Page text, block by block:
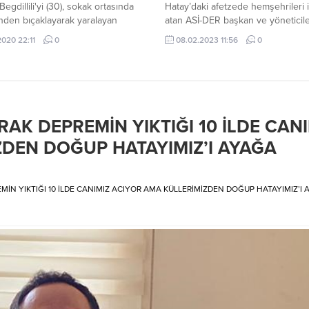
(30), sokak ortasında
bıçaklayarak yaralayan
Begdillili'nin (43) tutuklu
davada savcı, başka bir
Mahallesi Hasan Paşa Sokak'ta
geldi. Bir...
22:11 0
Hatay’daki afetzede hemşehrileri
atan ASİ-DER başkan ve
zaman kaybetmeden başlattıkları
çalışmalarını sonucu afetzedelere
dernek üyeleri ile koordinasyonu
kurarak başlattıkları yardım
üyelere ve İstanbul’daki...
08.02.2023 11:56 0
DEPREMİN YIKTIĞI 10 İLDE
DOĞUP HATAYIMIZ’I AYAĞA
YIKTIĞI 10 İLDE CANIMIZ ACIYOR AMA KÜLLERİMİZDEN DOĞUP HATAYIMIZ’I